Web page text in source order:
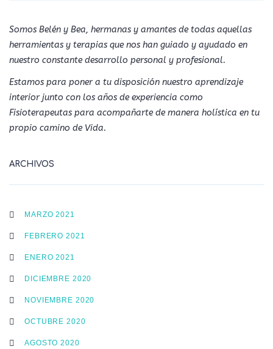
Somos Belén y Bea, hermanas y amantes de todas aquellas
herramientas y terapias que nos han guiado y ayudado en
nuestro constante desarrollo personal y profesional.
Estamos para poner a tu disposición nuestro aprendizaje
interior junto con los años de experiencia como
Fisioterapeutas para acompañarte de manera holística en tu
propio camino de Vida.
ARCHIVOS
MARZO 2021
FEBRERO 2021
ENERO 2021
DICIEMBRE 2020
NOVIEMBRE 2020
OCTUBRE 2020
AGOSTO 2020